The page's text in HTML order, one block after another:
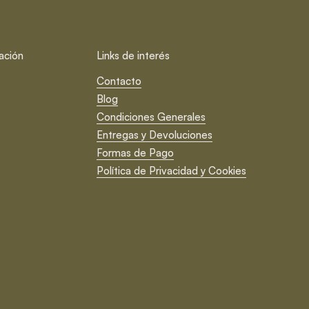
Links de interés
Contacto
Blog
Condiciones Generales
Entregas y Devoluciones
Formas de Pago
Política de Privacidad y Cookies